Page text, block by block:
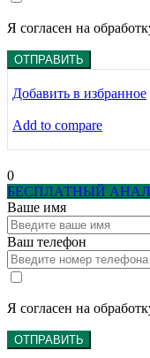
1.5
час
Я согласен на
ОТПРАВИТЬ
Добавить в избранное
Add to compare
0
БЕСПЛАТНЫЙ
Ваше имя
Ваш телефон
Я согласен на
ОТПРАВИТЬ